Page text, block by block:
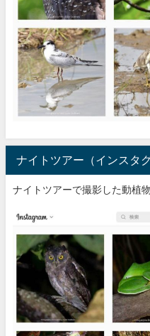
ナイトツアー（インスタグ
ナイトツアーで撮影した動植